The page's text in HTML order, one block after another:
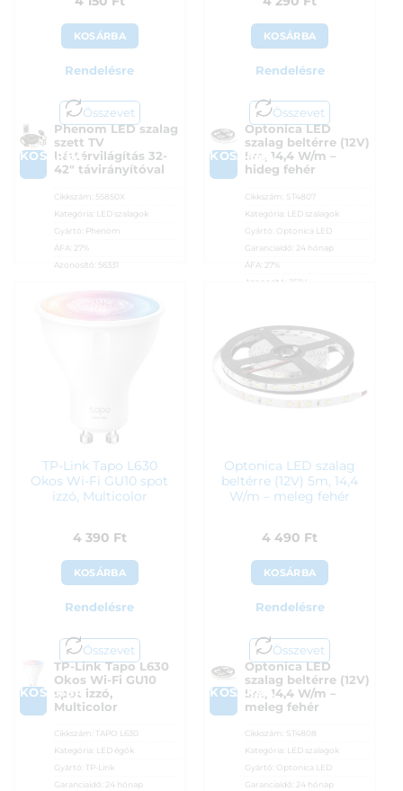
KOSÁRBA
Rendelésre
Összevet
KOSÁRBA
Phenom LED szalag
szett TV
háttérvilágítás 32-
42″ távirányítóval
Cikkszám: 55850X
Kategória: LED szalagok
Gyártó: Phenom
ÁFA:
27%
Azonosító: 56331
KOSÁRBA
Rendelésre
Összevet
KOSÁRBA
Optonica LED
szalag beltérre (12V)
5m, 14,4 W/m –
hideg fehér
Cikkszám: ST4807
Kategória: LED szalagok
Gyártó: Optonica LED
Garanciaidő:
24 hónap
ÁFA:
27%
Azonosító:
35114
TP-Link Tapo L630
Okos Wi-Fi GU10 spot
izzó, Multicolor
4 390 Ft
KOSÁRBA
Rendelésre
Összevet
KOSÁRBA
TP-Link Tapo L630
Okos Wi-Fi GU10
spot izzó,
Multicolor
Cikkszám:
TAPO L630
Kategória: LED égők
Gyártó:
TP-Link
Garanciaidő:
24 hónap
Optonica LED szalag
beltérre (12V) 5m, 14,4
W/m – meleg fehér
4 490 Ft
KOSÁRBA
Rendelésre
Összevet
KOSÁRBA
Optonica LED
szalag beltérre (12V)
5m, 14,4 W/m –
meleg fehér
Cikkszám: ST4808
Kategória: LED szalagok
Gyártó: Optonica LED
Garanciaidő:
24 hónap